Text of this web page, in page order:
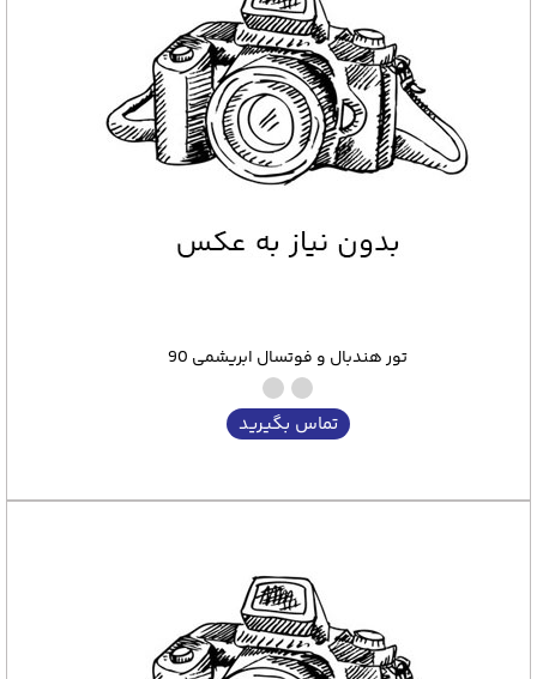
تور هندبال و فوتسال ابریشمی 90
تماس بگیرید